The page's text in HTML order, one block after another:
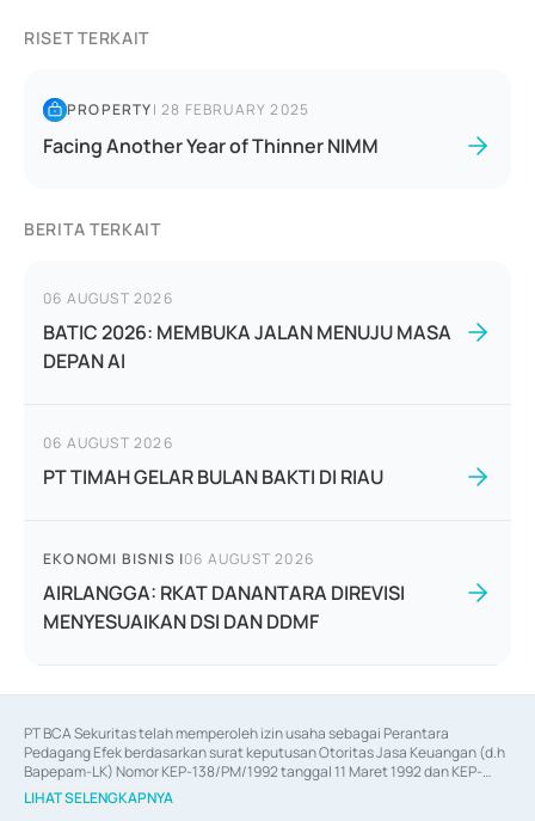
RISET TERKAIT
PROPERTY|28 FEBRUARY 2025
Facing Another Year of Thinner NIMM
BERITA TERKAIT
06 AUGUST 2026
BATIC 2026: MEMBUKA JALAN MENUJU MASA
DEPAN AI
06 AUGUST 2026
PT TIMAH GELAR BULAN BAKTI DI RIAU
EKONOMI BISNIS |06 AUGUST 2026
AIRLANGGA: RKAT DANANTARA DIREVISI
MENYESUAIKAN DSI DAN DDMF
PT BCA Sekuritas telah memperoleh izin usaha sebagai Perantara
Pedagang Efek berdasarkan surat keputusan Otoritas Jasa Keuangan (d.h
Bapepam-LK) Nomor KEP-138/PM/1992 tanggal 11 Maret 1992 dan KEP-
06/D.04/2014 tanggal 28 Februari 2014, izin usaha sebagai Penjamin Emisi
Efek berdasarkan surat keputusan Otoritas Jasa Keuangan Nomor KEP-
LIHAT SELENGKAPNYA